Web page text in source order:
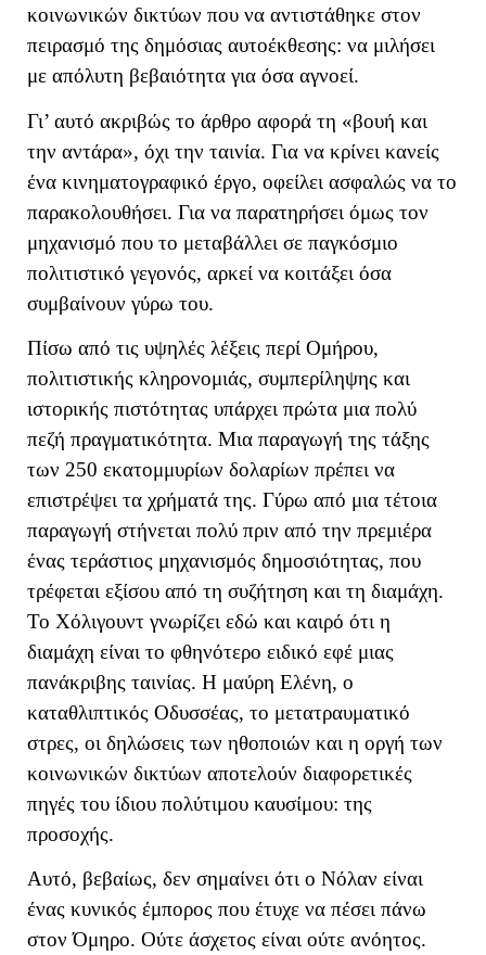
κοινωνικών δικτύων που να αντιστάθηκε στον
πειρασμό της δημόσιας αυτοέκθεσης: να μιλήσει
με απόλυτη βεβαιότητα για όσα αγνοεί.
Γι’ αυτό ακριβώς το άρθρο αφορά τη «βουή και
την αντάρα», όχι την ταινία. Για να κρίνει κανείς
ένα κινηματογραφικό έργο, οφείλει ασφαλώς να το
παρακολουθήσει. Για να παρατηρήσει όμως τον
μηχανισμό που το μεταβάλλει σε παγκόσμιο
πολιτιστικό γεγονός, αρκεί να κοιτάξει όσα
συμβαίνουν γύρω του.
Πίσω από τις υψηλές λέξεις περί Ομήρου,
πολιτιστικής κληρονομιάς, συμπερίληψης και
ιστορικής πιστότητας υπάρχει πρώτα μια πολύ
πεζή πραγματικότητα. Μια παραγωγή της τάξης
των 250 εκατομμυρίων δολαρίων πρέπει να
επιστρέψει τα χρήματά της. Γύρω από μια τέτοια
παραγωγή στήνεται πολύ πριν από την πρεμιέρα
ένας τεράστιος μηχανισμός δημοσιότητας, που
τρέφεται εξίσου από τη συζήτηση και τη διαμάχη.
Το Χόλιγουντ γνωρίζει εδώ και καιρό ότι η
διαμάχη είναι το φθηνότερο ειδικό εφέ μιας
πανάκριβης ταινίας. Η μαύρη Ελένη, ο
καταθλιπτικός Οδυσσέας, το μετατραυματικό
στρες, οι δηλώσεις των ηθοποιών και η οργή των
κοινωνικών δικτύων αποτελούν διαφορετικές
πηγές του ίδιου πολύτιμου καυσίμου: της
προσοχής.
Αυτό, βεβαίως, δεν σημαίνει ότι ο Νόλαν είναι
ένας κυνικός έμπορος που έτυχε να πέσει πάνω
στον Όμηρο. Ούτε άσχετος είναι ούτε ανόητος.